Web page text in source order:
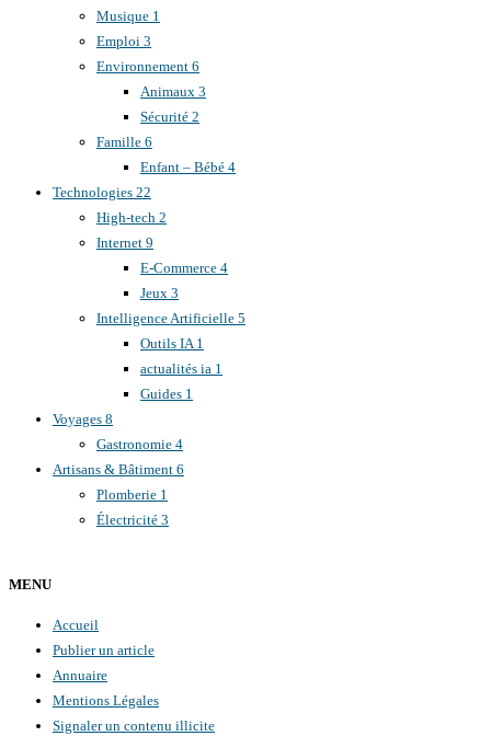
Musique 1
Emploi 3
Environnement 6
Animaux 3
Sécurité 2
Famille 6
Enfant – Bébé 4
Technologies 22
High-tech 2
Internet 9
E-Commerce 4
Jeux 3
Intelligence Artificielle 5
Outils IA 1
actualités ia 1
Guides 1
Voyages 8
Gastronomie 4
Artisans & Bâtiment 6
Plomberie 1
Électricité 3
MENU
Accueil
Publier un article
Annuaire
Mentions Légales
Signaler un contenu illicite